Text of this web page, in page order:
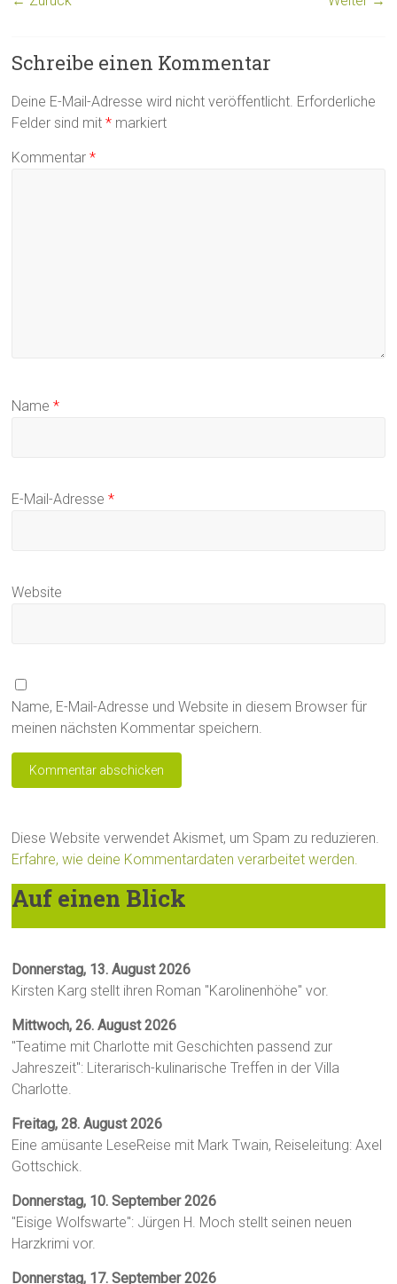
Schreibe einen Kommentar
Deine E-Mail-Adresse wird nicht veröffentlicht. Erforderliche
Felder sind mit* markiert
Kommentar*
Name*
E-Mail-Adresse*
Website
Name, E-Mail-Adresse und Website in diesem Browser für
meinen nächsten Kommentar speichern.
Diese Website verwendet Akismet, um Spam zu reduzieren.
Erfahre, wie deine Kommentardaten verarbeitet werden.
Auf einen Blick
Donnerstag, 13. August 2026
Kirsten Karg stellt ihren Roman "Karolinenhöhe" vor.
Mittwoch, 26. August 2026
"Teatime mit Charlotte mit Geschichten passend zur
Jahreszeit": Literarisch-kulinarische Treffen in der Villa
Charlotte.
Freitag, 28. August 2026
Eine amüsante LeseReise mit Mark Twain, Reiseleitung: Axel
Gottschick.
Donnerstag, 10. September 2026
"Eisige Wolfswarte": Jürgen H. Moch stellt seinen neuen
Harzkrimi vor.
Donnerstag, 17. September 2026